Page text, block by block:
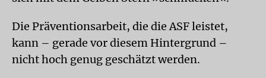
Die Präventionsarbeit, die die ASF leistet,
kann – gerade vor diesem Hintergrund –
nicht hoch genug geschätzt werden.